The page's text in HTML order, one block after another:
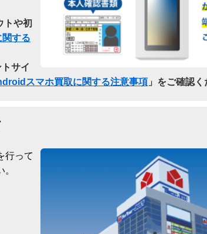
トや初
する
サイ
スマホ買取に関する注意事項 」をご確認
行って